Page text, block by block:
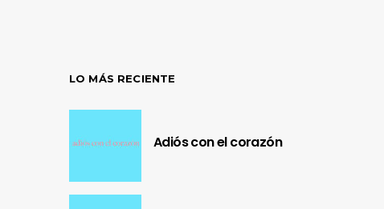
LO MÁS RECIENTE
Adiós con el corazón